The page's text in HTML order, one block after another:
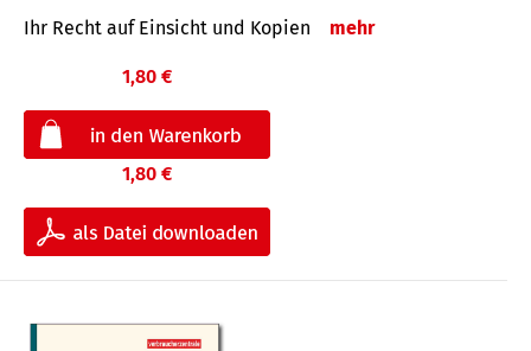
Ihr Recht auf Einsicht und Kopien mehr
1,80 €
1,80 €